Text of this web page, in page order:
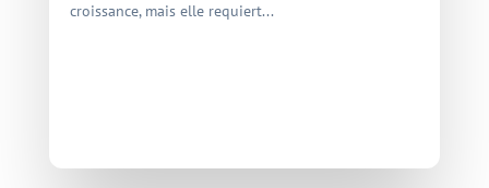
croissance, mais elle requiert...